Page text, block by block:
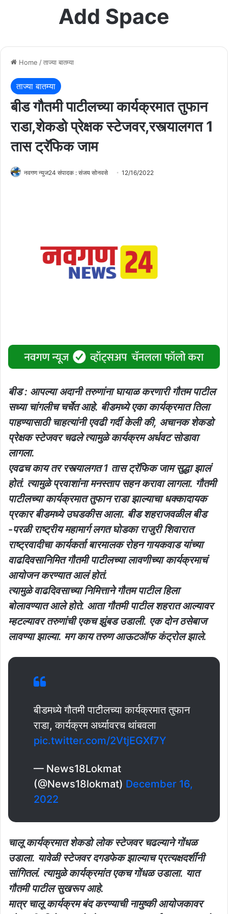
Add Space
Home /ताज्या बातम्या
ताज्या बातम्या
बीड गौतमी पाटीलच्या कार्यक्रमात तुफान
राडा,शेकडो प्रेक्षक स्टेजवर,रस्त्यालगत 1
तास ट्रॅफिक जाम
नवगण न्युज24 संपादक : संजय सोनवसे 12/16/2022
बीड : आपल्या अदानी तरुणांना घायाळ करणारी गौतम पाटील
सध्या चांगलीच चर्चेत आहे. बीडमध्ये एका कार्यक्रमात तिला
पाहण्यासाठी चाहत्यांनी एवढी गर्दी केली की, अचानक शेकडो
प्रेक्षक स्टेजवर चढले त्यामुळे कार्यक्रम अर्धवट सोडावा
लागला.
एवढच काय तर रस्त्यालगत 1 तास ट्रॅफिक जाम सुद्धा झालं
होतं. त्यामुळे प्रवाशांना मनस्ताप सहन करावा लागला. गौतमी
पाटीलच्या कार्यक्रमात तुफान राडा झाल्याचा धक्कादायक
प्रकार बीडमध्ये उघडकीस आला. बीड शहराजवळील बीड
-परळी राष्ट्रीय महामार्ग लगत घोडका राजुरी शिवारात
राष्ट्रवादीचा कार्यकर्ता बारमालक रोहन गायकवाड यांच्या
वाढदिवसानिमित गौतमी पाटीलच्या लावणीच्या कार्यक्रमाचं
आयोजन करण्यात आलं होतं.
त्यामुळे वाढदिवसाच्या निमित्ताने गौतम पाटील हिला
बोलावण्यात आले होते. आता गौतमी पाटील शहरात आल्यावर
म्हटल्यावर तरुणांची एकच झुंबड उडाली. एक दोन ठसेबाज
लावण्या झाल्या. मग काय तरुण आऊटऑफ कंट्रोल झाले.
बीडमध्ये गौतमी पाटीलच्या कार्यक्रमात तुफान
राडा, कार्यक्रम अर्ध्यावरच थांबवला
pic.twitter.com/2VtjEGXf7Y
— News18Lokmat
(@News18lokmat) December 16,
2022
चालू कार्यक्रमात शेकडो लोक स्टेजवर चढल्याने गोंधळ
उडाला. यावेळी स्टेजवर दगडफेक झाल्याच प्रत्यक्षदर्शींनी
सांगितलं. त्यामुळे कार्यक्रमांत एकच गोंधळ उडाला. यात
गौतमी पाटील सुखरूप आहे.
मात्र चालू कार्यक्रम बंद करण्याची नामुष्की आयोजकावर